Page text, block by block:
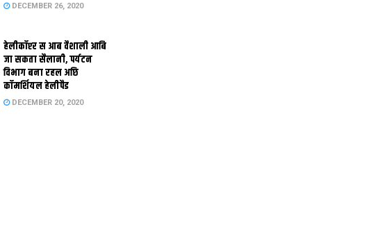
DECEMBER 26, 2020
हेलीकॉप्टर स आब वैशाली आबि
जा सकता सैलानी, पर्यटन
विभाग बना रहल अछि
कॉमर्शियल हेलीपैड
DECEMBER 20, 2020